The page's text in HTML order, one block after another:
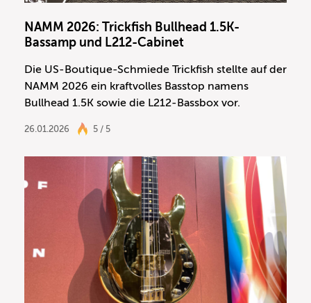
NAMM 2026: Trickfish Bullhead 1.5K-
Bassamp und L212-Cabinet
Die US-Boutique-Schmiede Trickfish stellte auf der
NAMM 2026 ein kraftvolles Basstop namens
Bullhead 1.5K sowie die L212-Bassbox vor.
26.01.2026 5 / 5